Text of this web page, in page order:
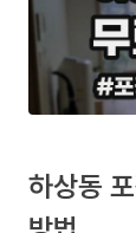
하상동